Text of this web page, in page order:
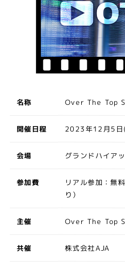
「企業が注力するマ
ト」最新版を発表
お知らせ 2026/01/
東京）」が閉幕、ア
お知らせ 2025/
【全スピーカー発表
東京：10月22日～24
ー12名発表、総勢
名称 Over The Top
開催日程 2023年12月5日
会場 グランドハイア
参加費 リアル参加：無
り）
主催 Over The Top
共催 株式会社AJA